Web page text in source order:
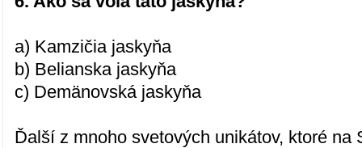
a) Kamzičia jaskyňa
b) Belianska jaskyňa
c) Demänovská jaskyňa
Ďalší z mnoho svetových unikátov, ktoré na